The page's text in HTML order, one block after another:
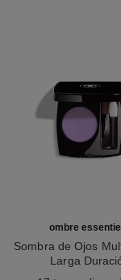
ombre
Sombra de Ojos
Larga